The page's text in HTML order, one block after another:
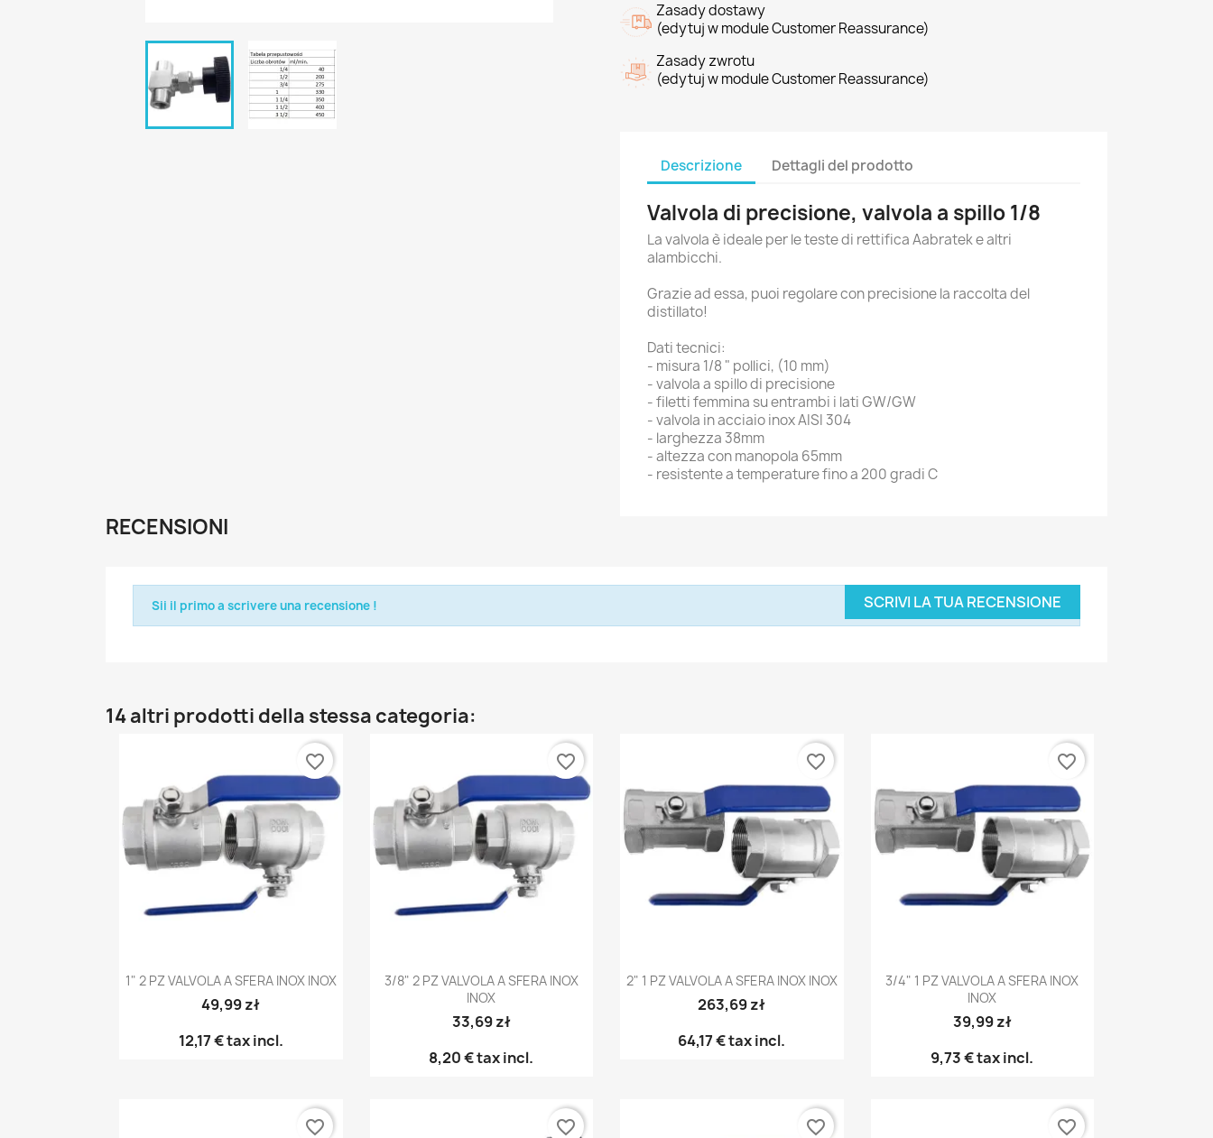
Zasady dostawy
(edytuj w module Customer Reassurance)
Zasady zwrotu
(edytuj w module Customer Reassurance)
Descrizione Dettagli del prodotto
Valvola di precisione, valvola a spillo 1/8
La valvola è ideale per le teste di rettifica Aabratek e altri
alambicchi.
Grazie ad essa, puoi regolare con precisione la raccolta del
distillato!
Dati tecnici:
- misura 1/8 " pollici, (10 mm)
- valvola a spillo di precisione
- filetti femmina su entrambi i lati GW/GW
- valvola in acciaio inox AISI 304
- larghezza 38mm
- altezza con manopola 65mm
- resistente a temperature fino a 200 gradi C
RECENSIONI
SCRIVI LA TUA RECENSIONE
Sii il primo a scrivere una recensione !
14 altri prodotti della stessa categoria:
Anteprima
1" 2 PZ VALVOLA A SFERA INOX INOX
49,99 zł
12,17 €tax incl.
favorite_border
Anteprima
3/8" 2 PZ VALVOLA A SFERA INOX
INOX
33,69 zł
8,20 €tax incl.
favorite_border
Anteprima
2" 1 PZ VALVOLA A SFERA INOX INOX
263,69 zł
64,17 €tax incl.
favorite_border
Anteprima
3/4" 1 PZ VALVOLA A SFERA INOX
INOX
39,99 zł
9,73 €tax incl.
favorite_border
favorite_border favorite_border favorite_border favorite_border